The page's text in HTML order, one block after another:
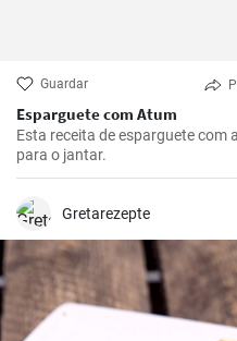
Guardar
Esparguete com Atum
Esta receita de esparguete com
para o jantar.
Gretarezepte